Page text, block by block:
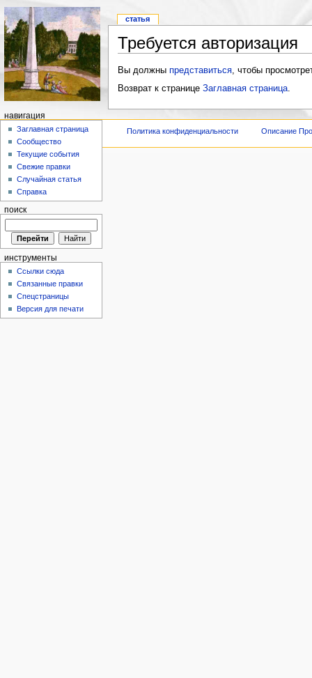
Требуется авторизация
Вы должны представиться, чтобы
Возврат к странице Заглавная страница.
статья
навигация
Заглавная страница
Сообщество
Текущие события
Свежие правки
Случайная статья
Справка
поиск
инструменты
Ссылки сюда
Связанные правки
Спецстраницы
Версия для печати
Политика конфиденциальности Описание